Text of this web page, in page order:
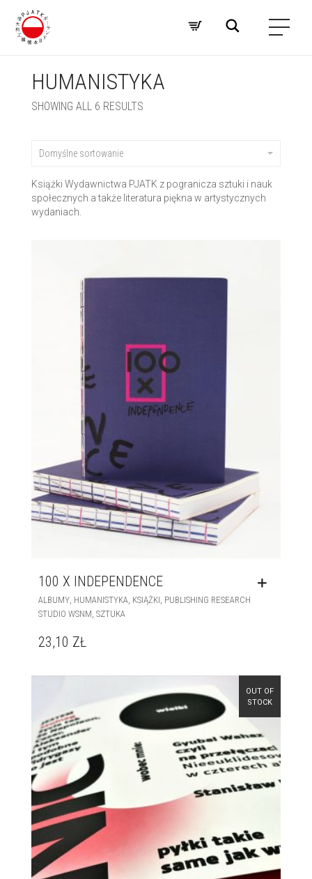
HUMANISTYKA
SHOWING ALL 6 RESULTS
Domyślne sortowanie
Książki Wydawnictwa PJATK z pogranicza sztuki i nauk
społecznych a także literatura piękna w artystycznych
wydaniach.
100 X INDEPENDENCE
ALBUMY, HUMANISTYKA KSIĄŻKI PUBLISHING RESEARCH
STUDIO WSNM SZTUKA
23,10 ZŁ
OUT OF
STOCK